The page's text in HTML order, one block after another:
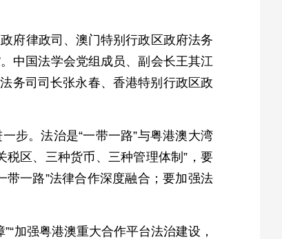
府律政司、澳门特别行政区政府法务
中国法学会党组成员、副会长王其江
务司司长张永春、香港特别行政区政
步。法治是“一带一路”与粤港澳大湾
区、三种货币、三种管理体制”，要
一路”法律合作深度融合；要加强法
加强粤港澳重大合作平台法治建设，